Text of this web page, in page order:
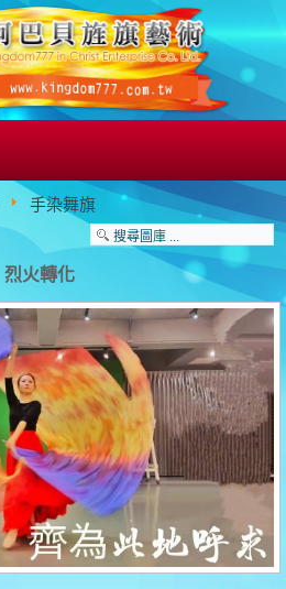
手染舞旗
烈火轉化